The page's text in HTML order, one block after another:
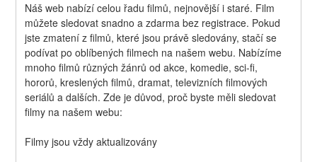
Náš web nabízí celou řadu filmů, nejnovější i staré. Film
můžete sledovat snadno a zdarma bez registrace. Pokud
jste zmatení z filmů, které jsou právě sledovány, stačí se
podívat po oblíbených filmech na našem webu. Nabízíme
mnoho filmů různých žánrů od akce, komedie, sci-fi,
hororů, kreslených filmů, dramat, televizních filmových
seriálů a dalších. Zde je důvod, proč byste měli sledovat
filmy na našem webu:
Filmy jsou vždy aktualizovány